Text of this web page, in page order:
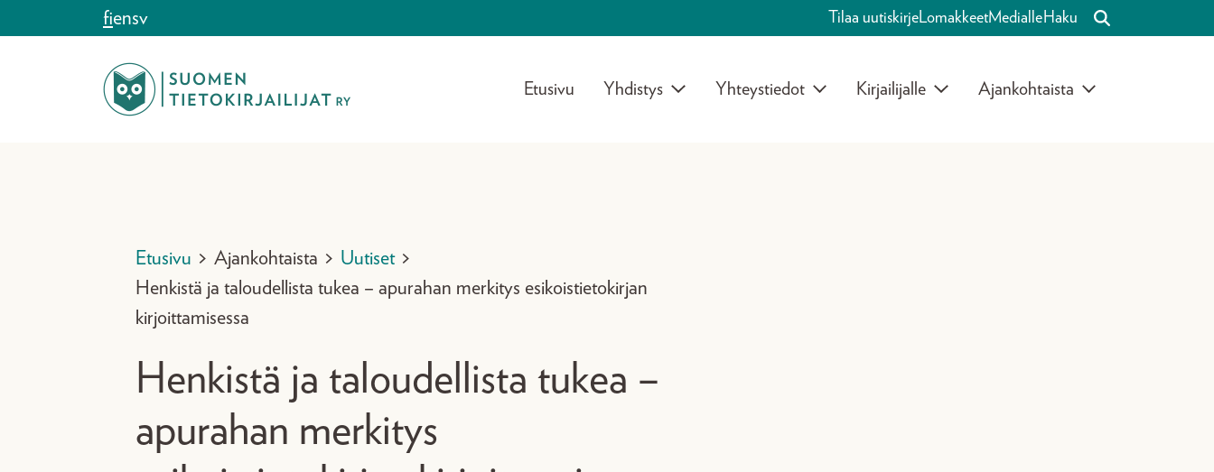
Siirry sisältöönfiensv Tilaa uutiskirjeLomakkeetMedialleHaku
Etusivu Yhdistys Yhteystiedot Kirjailijalle Ajankohtaista
Etusivu > Ajankohtaista > Uutiset >
Henkistä ja taloudellista tukea – apurahan merkitys esikoistietokirjan
kirjoittamisessa
Henkistä ja taloudellista tukea –
apurahan merkitys